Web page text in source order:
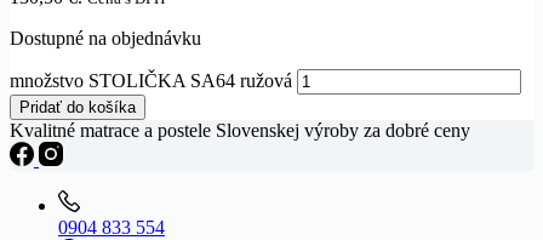
Dostupné na objednávku
množstvo STOLIČKA SA64 ružová
Pridať do košíka
Kvalitné matrace a postele Slovenskej výroby za dobré ceny
0904 833 554